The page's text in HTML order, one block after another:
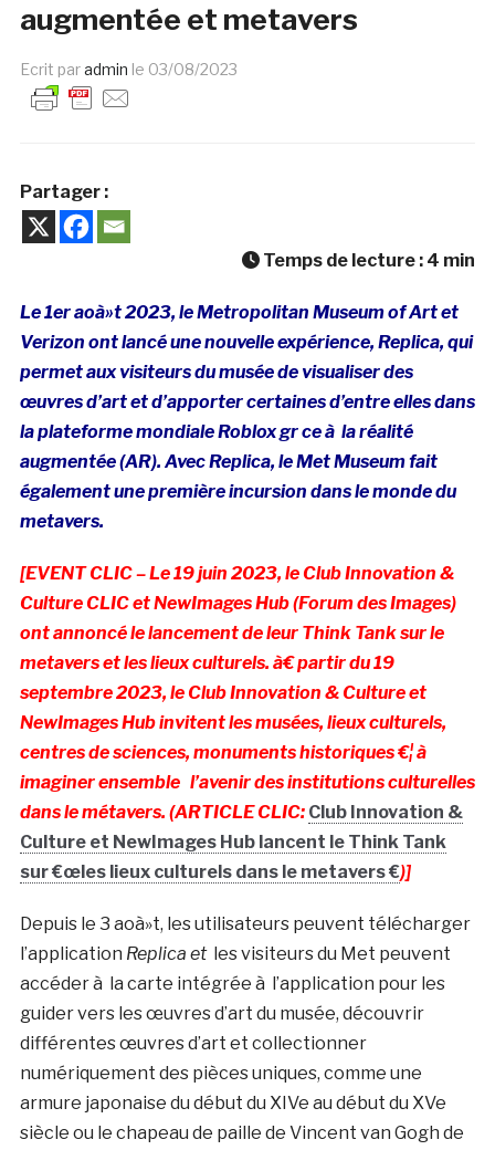
augmentée et metavers
Ecrit paradmin le 03/08/2023
Partager :
Temps de lecture : 4 min
Le 1er aoà»t 2023, le Metropolitan Museum of Art et
Verizon ont lancé une nouvelle expérience, Replica, qui
permet aux visiteurs du musée de visualiser des
œuvres d’art et d’apporter certaines d’entre elles dans
la plateforme mondiale Roblox gr ce à la réalité
augmentée (AR). Avec Replica, le Met Museum fait
également une première incursion dans le monde du
metavers.
[EVENT CLIC – Le 19 juin 2023, le Club Innovation &
Culture CLIC et NewImages Hub (Forum des Images)
ont annoncé le lancement de leur Think Tank sur le
metavers et les lieux culturels. à€ partir du 19
septembre 2023, le Club Innovation & Culture et
NewImages Hub invitent les musées, lieux culturels,
centres de sciences, monuments historiques €¦ à
imaginer ensemble l’avenir des institutions culturelles
dans le métavers. (ARTICLE CLIC: Club Innovation &
Culture et NewImages Hub lancent le Think Tank
sur €œles lieux culturels dans le metavers €)]
Depuis le 3 aoà»t, les utilisateurs peuvent télécharger
l’application Replica etles visiteurs du Met peuvent
accéder à la carte intégrée à l’application pour les
guider vers les œuvres d’art du musée, découvrir
différentes œuvres d’art et collectionner
numériquement des pièces uniques, comme une
armure japonaise du début du XIVe au début du XVe
siècle ou le chapeau de paille de Vincent van Gogh de